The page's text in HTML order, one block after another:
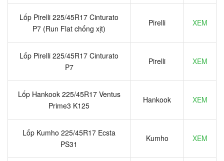
Lốp Pirelli 225/45R17 Cinturato
P7 (Run Flat chống xịt)
Pirelli XEM
Lốp Pirelli 225/45R17 Cinturato
P7
Pirelli XEM
Lốp Hankook 225/45R17 Ventus
Prime3 K125
Hankook XEM
Lốp Kumho 225/45R17 Ecsta
PS31
Kumho XEM